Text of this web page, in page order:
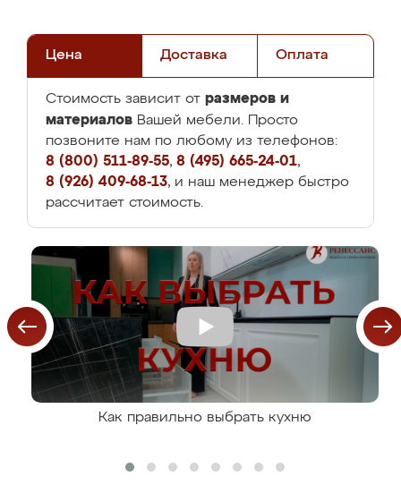
Цена Доставка Оплата
Стоимость зависит от размеров и
материалов Вашей мебели. Просто
позвоните нам по любому из телефонов:
8 (800) 511-89-55, 8 (495) 665-24-01,
8 (926) 409-68-13, и наш менеджер быстро
рассчитает стоимость.
Как правильно выбрать кухню